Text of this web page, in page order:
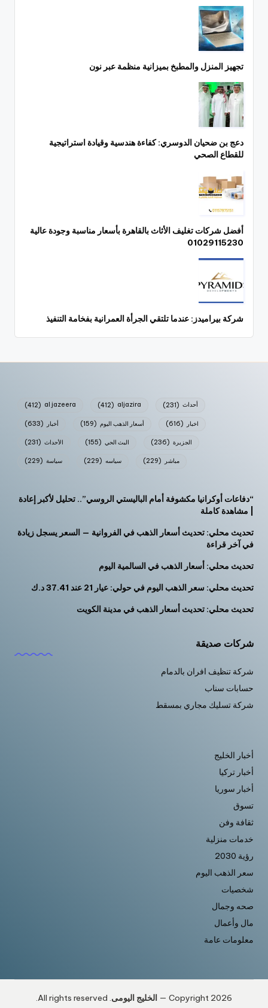
تجهيز المنزل والمطبخ بميزانية منظمة عبر نون
دعج بن ضحيان الدوسري: كفاءة هندسية وقيادة استراتيجية
للقطاع الصحي
أفضل شركات تغليف الأثاث بالقاهرة بأسعار مناسبة وجودة عالية
01029115230
شركة بيراميدز: عندما تلتقي الجرأة العمرانية بفخامة التنفيذ
al jazeera
(412) aljazira
(412) أحداث (231)
أخبار (633) أسعار الذهب اليوم (159) اخبار (616)
الأحداث (231) البث الحي (155) الجزيرة (236)
سياسة (229) سياسه (229) مباشر (229)
“دفاعات أوكرانيا مكشوفة أمام الباليستي الروسي”.. تحليل لأكبر إعادة
| مشاهدة كاملة
تحديث محلي: تحديث أسعار الذهب في الفروانية — السعر يسجل زيادة
في آخر قراءة
تحديث محلي: أسعار الذهب في السالمية اليوم
تحديث محلي: سعر الذهب اليوم في حولي: عيار 21 عند 37.41 د.ك
تحديث محلي: تحديث أسعار الذهب في مدينة الكويت
شركات صديقة
شركة تنظيف افران بالدمام
حسابات سناب
شركة تسليك مجاري بمسقط
أخبار الخليج
أخبار تركيا
أخبار سوريا
تسوق
ثقافة وفن
خدمات منزلية
رؤية 2030
سعر الذهب اليوم
شخصيات
صحه وجمال
مال وأعمال
معلومات عامة
Copyright 2026 — الخليج اليومى. All rights reserved.